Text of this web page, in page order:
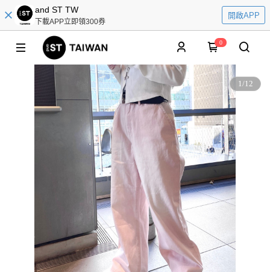
and ST TW
下載APP立即領300券
開啟APP
0
1/12